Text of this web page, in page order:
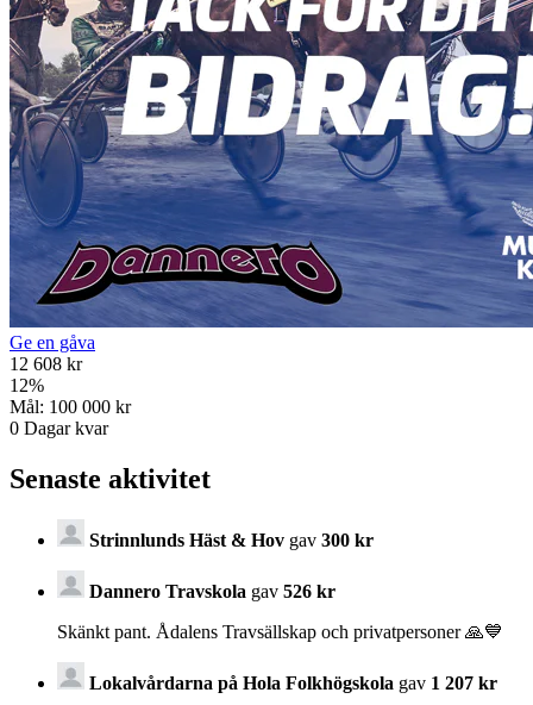
Ge en gåva
12 608 kr
12%
Mål: 100 000 kr
0 Dagar kvar
Senaste aktivitet
Strinnlunds Häst & Hov gav 300 kr
Dannero Travskola gav 526 kr
Skänkt pant. Ådalens Travsällskap och privatpersoner 🙏💙
Lokalvårdarna på Hola Folkhögskola gav 1 207 kr